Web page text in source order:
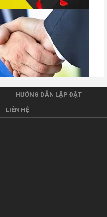
HƯỚNG DẪN LẶP ĐẶT
LIÊN HỆ